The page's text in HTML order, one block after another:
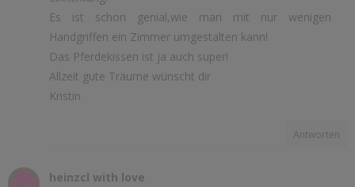
Es ist schon genial,wie man mit nur wenigen
Handgriffen ein Zimmer umgestalten kann!
Das Pferdekissen ist ja auch super!
Allzeit gute Träume wünscht dir
Kristin
Antworten
heinzcl with love